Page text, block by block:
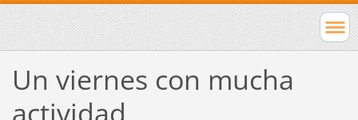
Un viernes con mucha